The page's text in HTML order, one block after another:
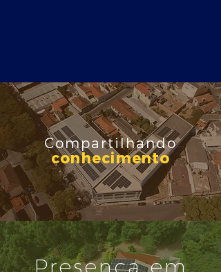
Compartilhando
conhecimento